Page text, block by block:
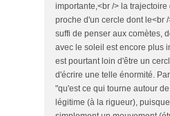
importante,<br /> la trajectoire
proche d'un cercle dont le<br
suffi de penser aux comètes,
avec le soleil est encore plus
est pourtant loin d'être un
d'écrire une telle énormité.
"qu'est ce qui tourne autour
légitime (à la rigueur),